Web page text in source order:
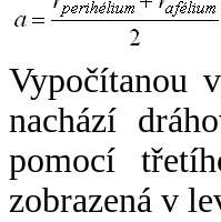
Vypočítanou
nachází
pomocí
zobrazená v